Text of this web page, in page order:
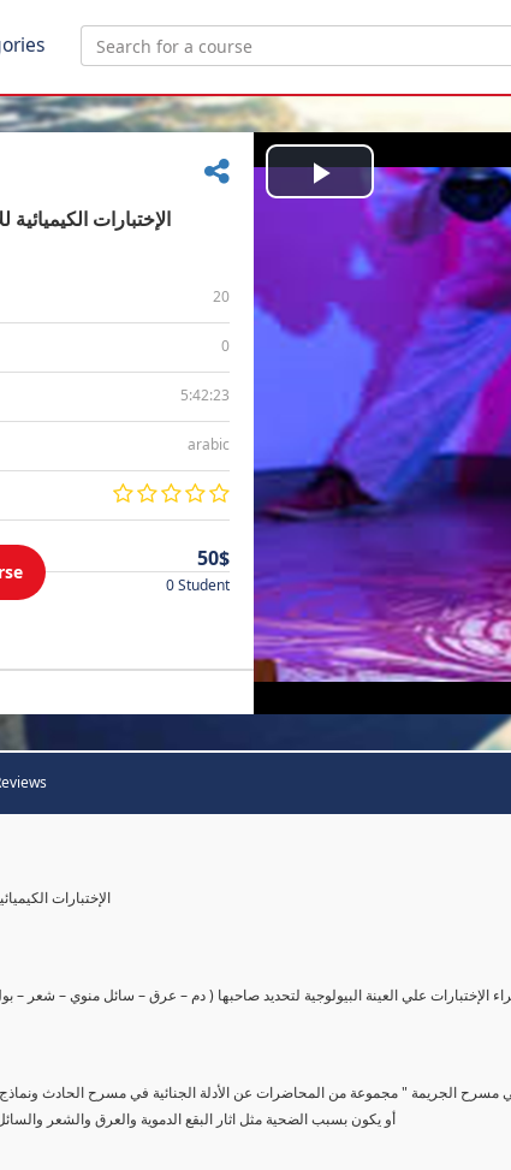
الإختبارات
20
0
5:42:23
arabic
50$
0 Student
Play
Video
الإختبارات
الإختبارات علي العينة البيولوجية لتحديد صاحبها ( دم – عرق – سائل منوي – شعر
في مسرح الجريمة " مجموعة من المحاضرات عن الأدلة الجنائية في مسرح الحادث ونماذج
أو يكون بسبب الضحية مثل اثار البقع الدموية والعرق والشعر